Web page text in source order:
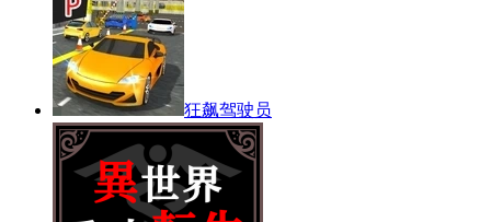
狂飙驾驶员